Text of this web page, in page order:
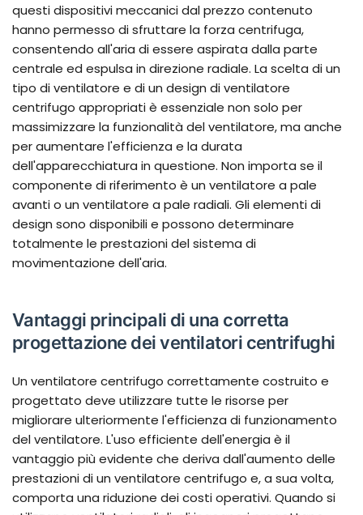
questi dispositivi meccanici dal prezzo contenuto
hanno permesso di sfruttare la forza centrifuga,
consentendo all'aria di essere aspirata dalla parte
centrale ed espulsa in direzione radiale. La scelta di un
tipo di ventilatore e di un design di ventilatore
centrifugo appropriati è essenziale non solo per
massimizzare la funzionalità del ventilatore, ma anche
per aumentare l'efficienza e la durata
dell'apparecchiatura in questione. Non importa se il
componente di riferimento è un ventilatore a pale
avanti o un ventilatore a pale radiali. Gli elementi di
design sono disponibili e possono determinare
totalmente le prestazioni del sistema di
movimentazione dell'aria.
Vantaggi principali di una corretta
progettazione dei ventilatori centrifughi
Un ventilatore centrifugo correttamente costruito e
progettato deve utilizzare tutte le risorse per
migliorare ulteriormente l'efficienza di funzionamento
del ventilatore. L'uso efficiente dell'energia è il
vantaggio più evidente che deriva dall'aumento delle
prestazioni di un ventilatore centrifugo e, a sua volta,
comporta una riduzione dei costi operativi. Quando si